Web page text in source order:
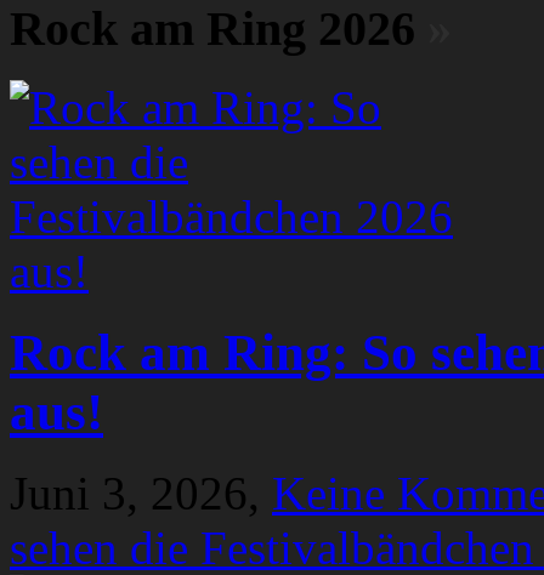
Rock am Ring 2026
Rock am Ring: So
aus!
Juni 3, 2026, Keine
sehen die